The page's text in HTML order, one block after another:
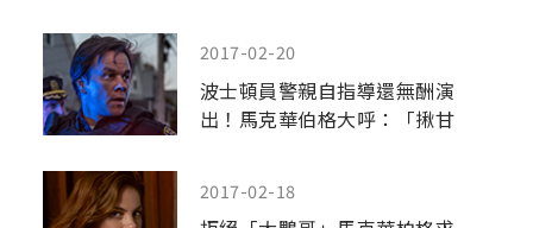
2017-02-20
波士頓員警親自指導還無酬演
出！馬克華伯格大呼：「揪甘
2017-02-18